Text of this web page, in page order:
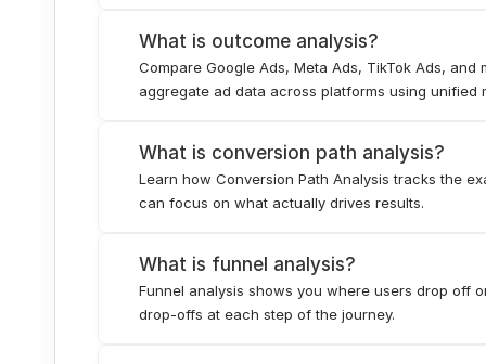
What is outcome analysis?
Compare Google Ads, Meta Ads, TikTok Ads,
aggregate ad data across platforms using unified
What is conversion path analysis?
Learn how Conversion Path Analysis tracks the
can focus on what actually drives results.
What is funnel analysis?
Funnel analysis shows you where users drop off
drop-offs at each step of the journey.